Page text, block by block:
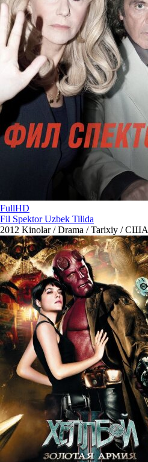
FullHD
Fil Spektor Uzbek Tilida
2012 Kinolar / Drama / Tarixiy / США